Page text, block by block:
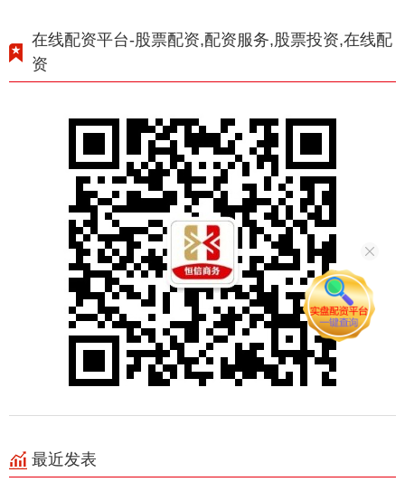
在线配资平台-股票配资,配资服务,股票投资,在线配
资
最近发表